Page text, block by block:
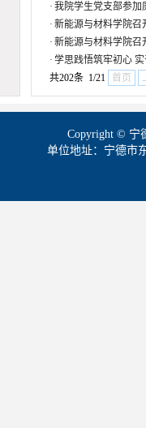
· 我院学生党支部参加
· 新能源与材料学院召
· 新能源与材料学院召
· 学思践悟筑牢初心
共202条 1/21
首页
Copyright © 宁
单位地址：宁德市